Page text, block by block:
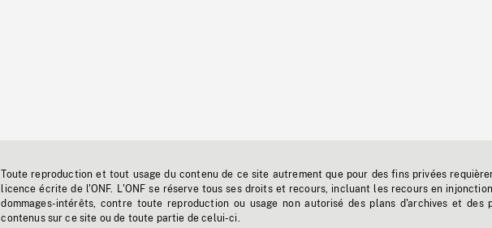
Toute reproduction et tout usage du contenu de ce site autrement que pour des fins privées
licence écrite de l'ONF. L'ONF se réserve tous ses droits et recours, incluant les recours en
dommages-intérêts, contre toute reproduction ou usage non autorisé des plans d'archives et des
contenus sur ce site ou de toute partie de celui-ci.